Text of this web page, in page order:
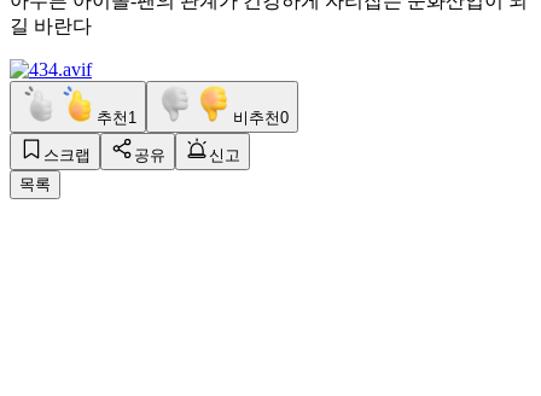
길 바란다
추천 1 비추천0
스크랩 공유
신고
목록